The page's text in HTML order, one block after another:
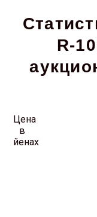
R-
Цена
в
йенах